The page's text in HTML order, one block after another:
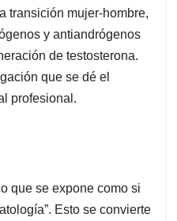
transición mujer-hombre,
y antiandrógenos
de testosterona.
que se dé el
profesional.
que se expone como si
Esto se convierte